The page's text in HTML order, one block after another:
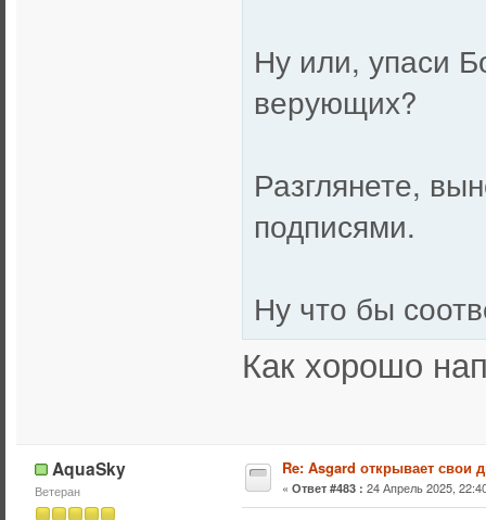
Ну или, упаси
верующих?
Разглянете,
подписями.
Ну что бы
Как хорошо
AquaSky
Ветеран
Re: Asgard открывает свои
« Ответ #483 : 24 Апрель 2025,